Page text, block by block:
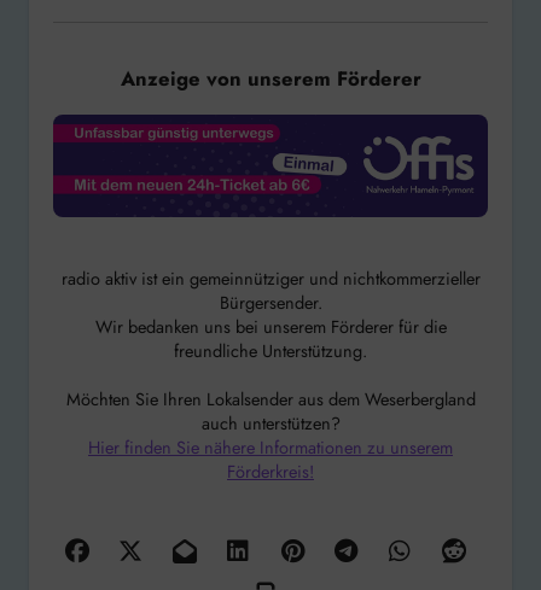
Anzeige von unserem Förderer
radio aktiv ist ein gemeinnütziger und nichtkommerzieller
Bürgersender.
Wir bedanken uns bei unserem Förderer für die
freundliche Unterstützung.
Möchten Sie Ihren Lokalsender aus dem Weserbergland
auch unterstützen?
Hier finden Sie nähere Informationen zu unserem
Förderkreis!